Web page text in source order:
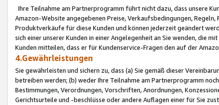
Ihre Teilnahme am Partnerprogramm führt nicht dazu, dass unsere
Amazon-Website angegebenen Preise, Verkaufsbedingungen,
Produktverkäufe für diese Kunden und können jederzeit geändert
sich einer unserer Kunden in einer Angelegenheit an Sie wenden, die
Kunden mitteilen, dass er für Kundenservice-Fragen den auf der
4.Gewährleistungen
Sie gewährleisten und sichern zu, dass (a) Sie gemäß dieser
betreiben werden; (b) weder Ihre Teilnahme am Partnerprogramm
Bestimmungen, Verordnungen, Vorschriften, Anordnungen,
Gerichtsurteile und -beschlüsse oder andere Auflagen einer für Sie